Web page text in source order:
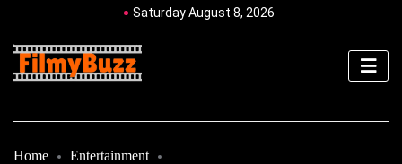
Saturday August 8, 2026
Home
Entertainment